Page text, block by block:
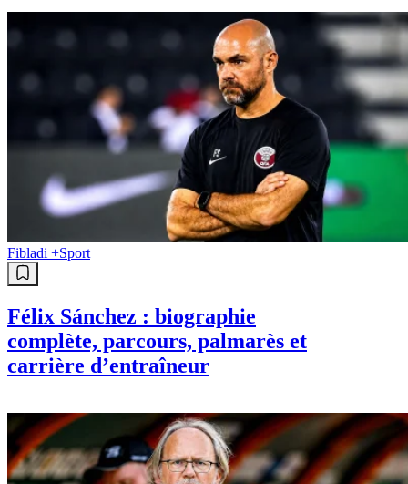
Fibladi +Sport
Félix Sánchez : biographie
complète, parcours, palmarès et
carrière d’entraîneur